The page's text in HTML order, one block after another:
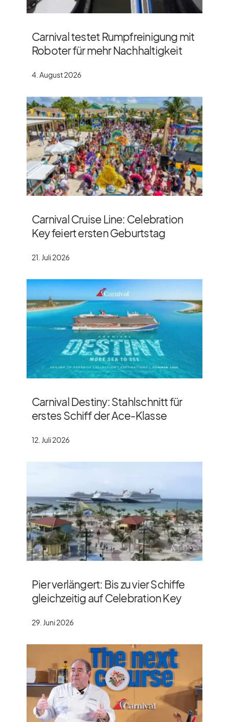
Carnival testet Rumpfreinigung mit
Roboter für mehr Nachhaltigkeit
4. August 2026
Carnival Cruise Line: Celebration
Key feiert ersten Geburtstag
21. Juli 2026
Carnival Destiny: Stahlschnitt für
erstes Schiff der Ace-Klasse
12. Juli 2026
Pier verlängert: Bis zu vier Schiffe
gleichzeitig auf Celebration Key
29. Juni 2026